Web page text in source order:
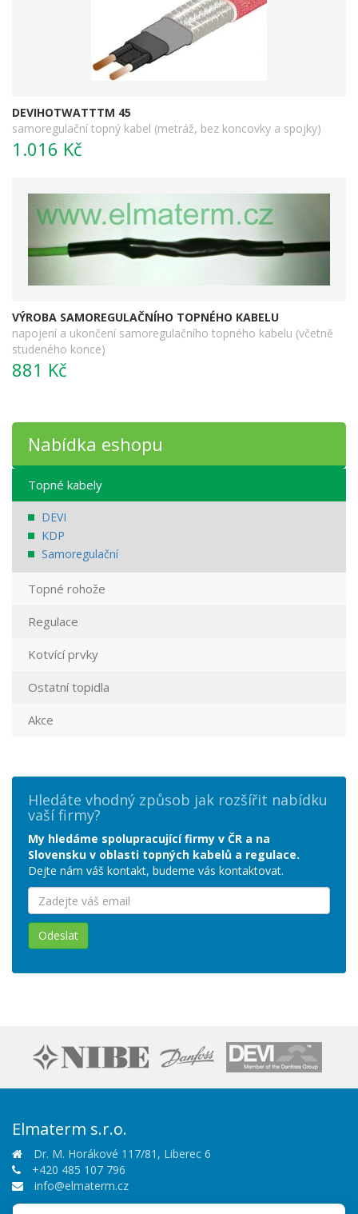
DEVIHOTWATTTM 45
samoregulační topný kabel (metráž, bez koncovky a spojky)
1.016 Kč
VÝROBA SAMOREGULAČNÍHO TOPNÉHO KABELU
napojení a ukončení samoregulačního topného kabelu (včetně
studeného konce)
881 Kč
Nabídka eshopu
Topné kabely
DEVI
KDP
Samoregulační
Topné rohože
Regulace
Kotvící prvky
Ostatní topidla
Akce
Hledáte vhodný způsob jak rozšířit nabídku
vaší firmy?
My hledáme spolupracující firmy v ČR a na
Slovensku v oblasti topných kabelů a regulace.
Dejte nám váš kontakt, budeme vás kontaktovat.
Odeslat
Elmaterm s.r.o.
Dr. M. Horákové 117/81, Liberec 6
+420 485 107 796
info@elmaterm.cz